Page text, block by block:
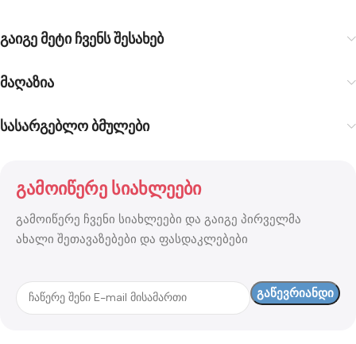
გაიგე მეტი ჩვენს შესახებ
მაღაზია
სასარგებლო ბმულები
გამოიწერე სიახლეები
გამოიწერე ჩვენი სიახლეები და გაიგე პირველმა
ახალი შეთავაზებები და ფასდაკლებები